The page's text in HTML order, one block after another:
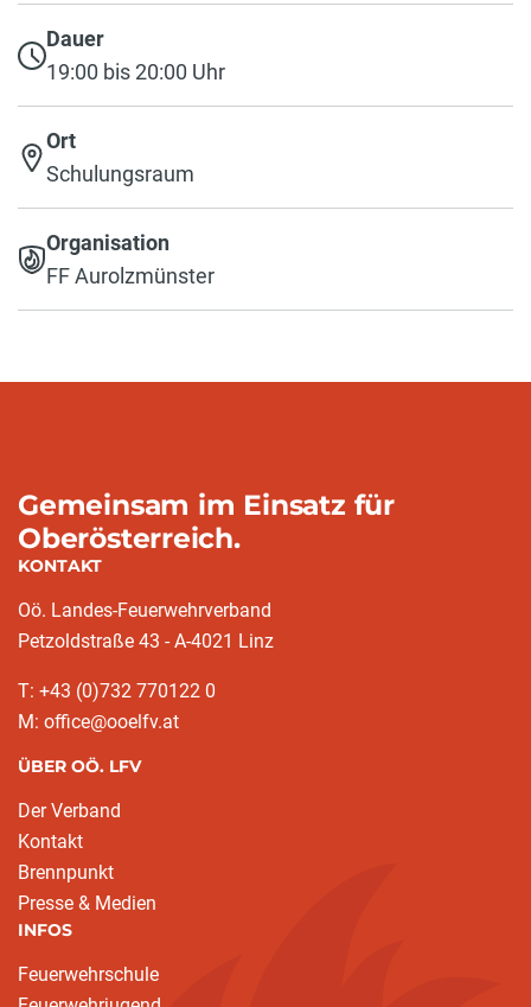
Dauer
19:00 bis 20:00 Uhr
Ort
Schulungsraum
Organisation
FF Aurolzmünster
Gemeinsam im Einsatz für
Oberösterreich.
KONTAKT
Oö. Landes-Feuerwehrverband
Petzoldstraße 43 - A-4021 Linz
T: +43 (0)732 770122 0
M: office@ooelfv.at
ÜBER OÖ. LFV
Der Verband
Kontakt
Brennpunkt
Presse & Medien
INFOS
Feuerwehrschule